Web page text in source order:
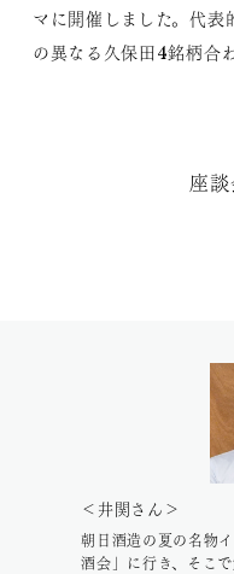
マに開催しました。代表
の異なる久保田4銘柄合
座
＜井関さん＞
朝日酒造の夏の名物
酒会」に行き、そこ